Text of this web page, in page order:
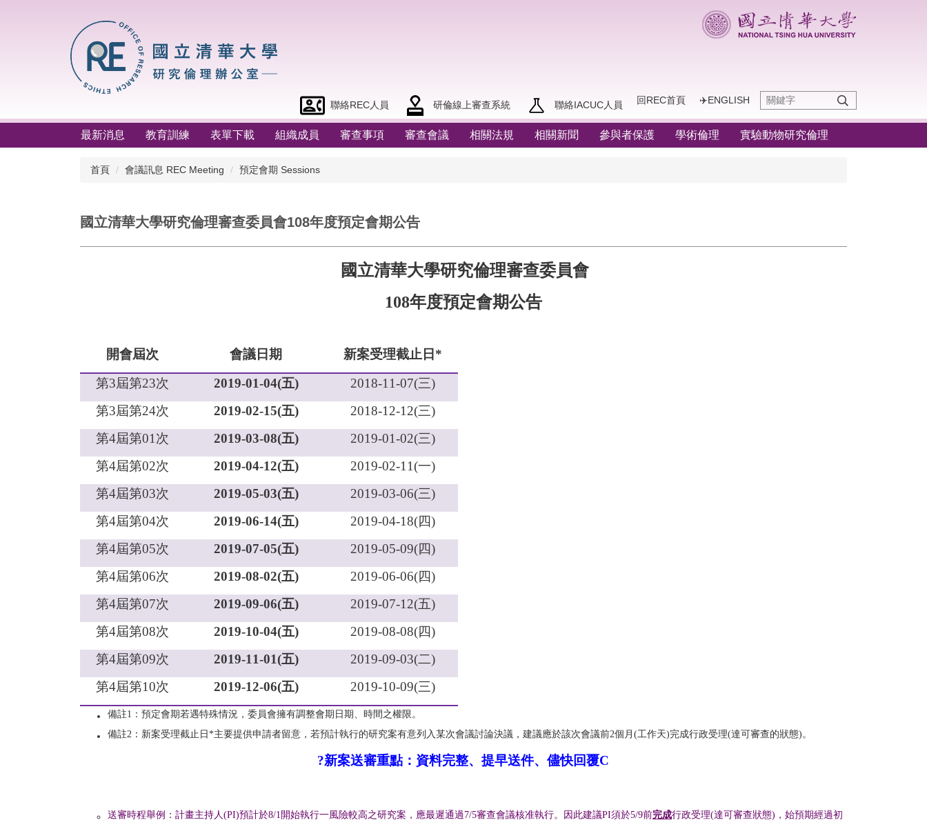
聯絡REC人員 研倫線上審查系統 聯絡IACUC人員 回REC首頁 ✈️ENGLISH
最新消息 教育訓練 表單下載 組織成員 審查事項 審查會議 相關法規 相關新聞 參與者保護 學術倫理 實驗動物研究倫理
首頁 會議訊息 REC Meeting 預定會期 Sessions
國立清華大學研究倫理審查委員會108年度預定會期公告
國立清華大學研究倫理審查委員會
108年度預定會期公告
開會屆次 會議日期 新案受理截止日 *
第3屆第23次 2019-01-04(五) 2018-11-07(三)
第3屆第24次 2019-02-15(五) 2018-12-12(三)
第4屆第01次 2019-03-08(五) 2019-01-02(三)
第4屆第02次 2019-04-12(五) 2019-02-11(一)
第4屆第03次 2019-05-03(五) 2019-03-06(三)
第4屆第04次 2019-06-14(五) 2019-04-18(四)
第4屆第05次 2019-07-05(五) 2019-05-09(四)
第4屆第06次 2019-08-02(五) 2019-06-06(四)
第4屆第07次 2019-09-06(五) 2019-07-12(五)
第4屆第08次 2019-10-04(五) 2019-08-08(四)
第4屆第09次 2019-11-01(五) 2019-09-03(二)
第4屆第10次 2019-12-06(五) 2019-10-09(三)
備註1 ：預定會期若遇特殊情況，委員會擁有調整會期日期、時間之權限。
備註2 ：新案受理截止日 *主要提供申請者留意，若預計執行的研究案有意列入某次會議討論決議，建議應於該次會議前2個月 (工作天)完成行政受理(達可審查的狀態)。
?新案送審重點：資料完整、提早送件、儘快回覆C
送審時程舉例： 計畫主持人(PI)預計於8/1開始執行一風險較高之研究案，應最遲通過7/5審查會議核准執行。因此建議PI須於5/9前完成行政受理(達可審查狀態) ，始預期經過初